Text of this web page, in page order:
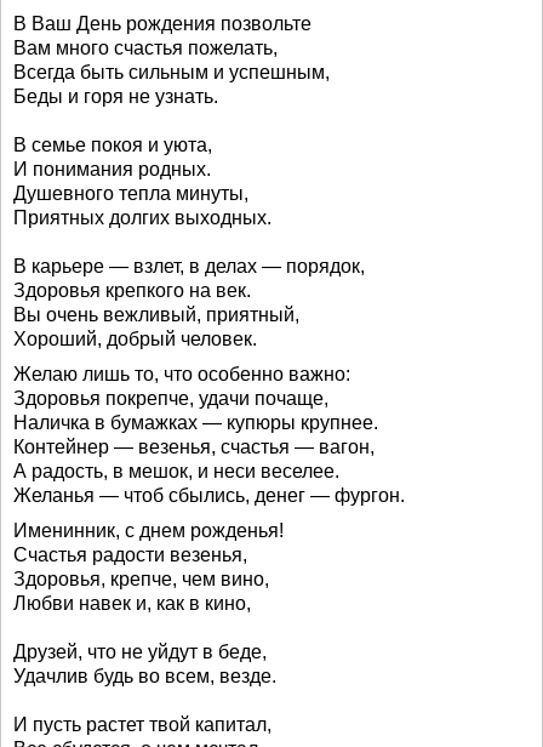
В Ваш День рождения позвольте
Вам много счастья пожелать,
Всегда быть сильным и успешным,
Беды и горя не узнать.
В семье покоя и уюта,
И понимания родных.
Душевного тепла минуты,
Приятных долгих выходных.
В карьере — взлет, в делах — порядок,
Здоровья крепкого на век.
Вы очень вежливый, приятный,
Хороший, добрый человек.
Желаю лишь то, что особенно важно:
Здоровья покрепче, удачи почаще,
Наличка в бумажках — купюры крупнее.
Контейнер — везенья, счастья — вагон,
А радость, в мешок, и неси веселее.
Желанья — чтоб сбылись, денег — фургон.
Именинник, с днем рожденья!
Счастья радости везенья,
Здоровья, крепче, чем вино,
Любви навек и, как в кино,
Друзей, что не уйдут в беде,
Удачлив будь во всем, везде.
И пусть растет твой капитал,